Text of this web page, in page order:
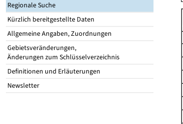
Regionale Suche
Kürzlich bereitgestellte Daten
Allgemeine Angaben, Zuordnungen
Gebietsveränderungen,
Änderungen zum Schlüsselverzeichnis
Definitionen und Erläuterungen
Newsletter